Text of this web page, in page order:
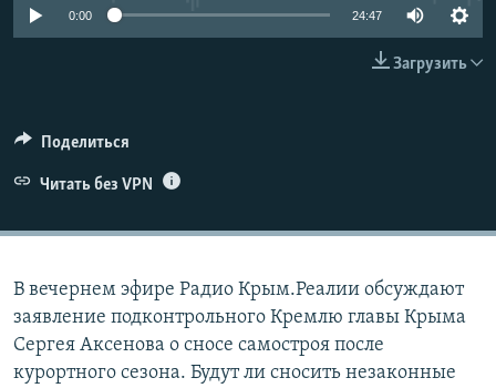
ПОБЕДИТЕЛЕЙ НЕ СУДЯТ?
УКРАИНСКАЯ ПРОБЛЕМА КРЫМА
ПРИСОЕДИНЯЙТЕСЬ!
Все сайты RFE/RL
0:00 24:47
Загрузить
Поделиться
Читать без VPN
В вечернем эфире Радио Крым.Реалии обсуждают
заявление подконтрольного Кремлю главы Крыма
Сергея Аксенова о сносе самостроя после
курортного сезона. Будут ли сносить незаконные